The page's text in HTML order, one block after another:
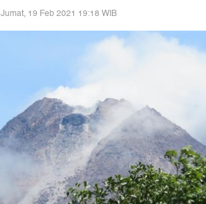
Jumat, 19 Feb 2021 19:18 WIB